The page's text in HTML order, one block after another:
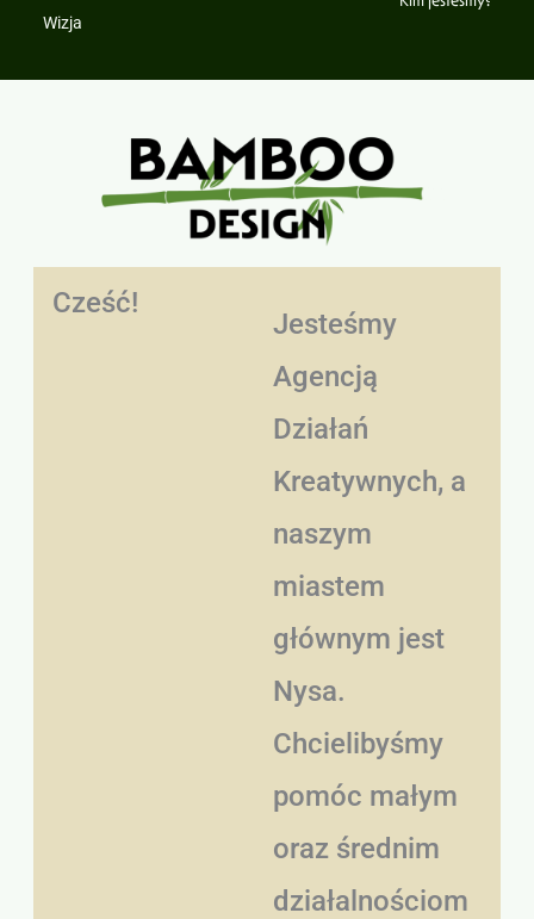
Wizja
Cześć!
Jesteśmy
Agencją
Działań
Kreatywnych, a
naszym
miastem
głównym jest
Nysa.
Chcielibyśmy
pomóc małym
oraz średnim
działalnościom